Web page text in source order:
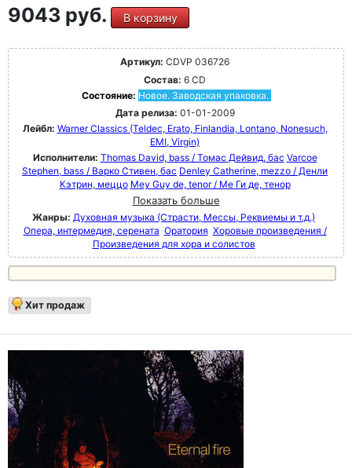
9043 руб. В корзину
Артикул: CDVP 036726
Состав: 6 CD
Состояние: Новое. Заводская упаковка.
Дата релиза: 01-01-2009
Лейбл: Warner Classics (Teldec, Erato, Finlandia, Lontano, Nonesuch,
EMI, Virgin)
Исполнители: Thomas David, bass / Томас Дейвид, бас Varcoe
Stephen, bass / Варко Стивен, бас Denley Catherine, mezzo / Денли
Кэтрин, меццо Mey Guy de, tenor / Ме Ги де, тенор
Показать больше
Жанры: Духовная музыка (Страсти, Мессы, Реквиемы и т.д.)
Опера, интермедия, серената Оратория Хоровые произведения /
Произведения для хора и солистов
Хит продаж